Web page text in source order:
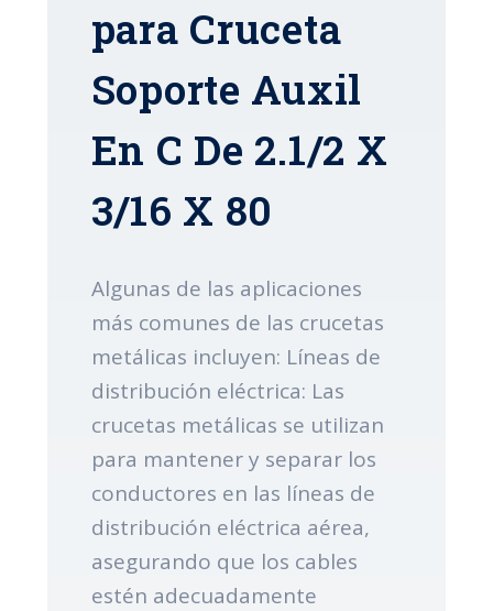
para Cruceta
Soporte Auxil
En C De 2.1/2 X
3/16 X 80
Algunas de las aplicaciones
más comunes de las crucetas
metálicas incluyen: Líneas de
distribución eléctrica: Las
crucetas metálicas se utilizan
para mantener y separar los
conductores en las líneas de
distribución eléctrica aérea,
asegurando que los cables
estén adecuadamente